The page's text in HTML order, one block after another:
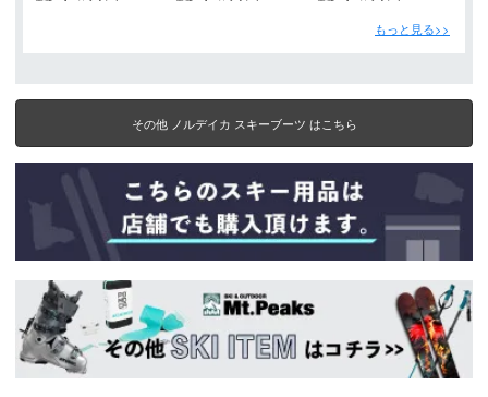
もっと見る>>
その他 ノルデイカ スキーブーツ はこちら